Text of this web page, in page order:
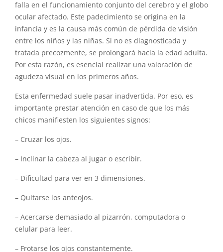
falla en el funcionamiento conjunto del cerebro y el globo
ocular afectado. Este padecimiento se origina en la
infancia y es la causa más común de pérdida de visión
entre los niños y las niñas. Si no es diagnosticada y
tratada precozmente, se prolongará hacia la edad adulta.
Por esta razón, es esencial realizar una valoración de
agudeza visual en los primeros años.
Esta enfermedad suele pasar inadvertida. Por eso, es
importante prestar atención en caso de que los más
chicos manifiesten los siguientes signos:
– Cruzar los ojos.
– Inclinar la cabeza al jugar o escribir.
– Dificultad para ver en 3 dimensiones.
– Quitarse los anteojos.
– Acercarse demasiado al pizarrón, computadora o
celular para leer.
– Frotarse los ojos constantemente.